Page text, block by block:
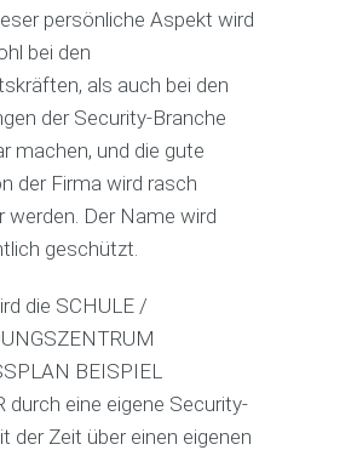
persönliche Aspekt wird
bei den
als auch bei den
der Security-Branche
machen, und die gute
der Firma wird rasch
werden. Der Name wird
geschützt.
die SCHULE /
BEISPIEL
durch eine eigene Security-
der Zeit über einen eigenen